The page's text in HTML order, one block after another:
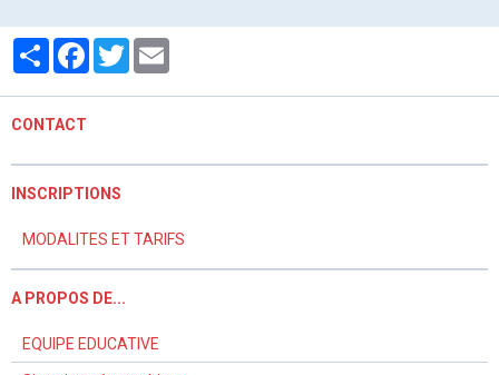
PartagerFacebook
Twitter
CONTACT
INSCRIPTIONS
MODALITES ET TARIFS
A PROPOS DE...
EQUIPE EDUCATIVE